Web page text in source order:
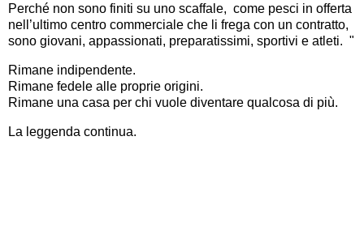
Perché non sono finiti su uno scaffale,  come pesci in offerta
nell’ultimo centro commerciale che li frega con un contratto,
sono giovani, appassionati, preparatissimi, sportivi e atleti.  "
Rimane indipendente.
Rimane fedele alle proprie origini.
Rimane una casa per chi vuole diventare qualcosa di più.
La leggenda continua.